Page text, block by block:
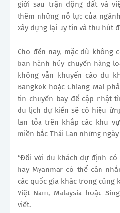
giới sau trận động đất và
thêm những nỗ lực của
xây dựng lại uy tín và thu hút
Cho đến nay, mặc dù không
ban hành hủy chuyến hàng
không vẫn khuyến cáo du
Bangkok hoặc Chiang Mai
tin chuyến bay để cập nhật
du lịch dự kiến ​​sẽ có hiệu
lan tỏa trên khắp các khu
miền bắc Thái Lan những
“Đối với du khách dự định có
hay Myanmar có thể cân
các quốc gia khác trong cùng
Việt Nam, Malaysia hoặc
viết.